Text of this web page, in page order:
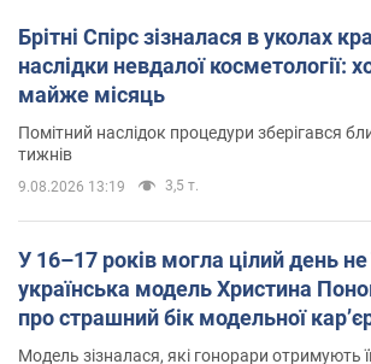
Брітні Спірс зізналася в уколах
наслідки невдалої косметології:
майже місяць
Помітний наслідок процедури зберігався
тижнів
9.08.2026 13:19 3,5 т.
У 16–17 років могла цілий день не
українська модель Христина
про страшний бік модельної
Модель зізналася, які гонорари отримують